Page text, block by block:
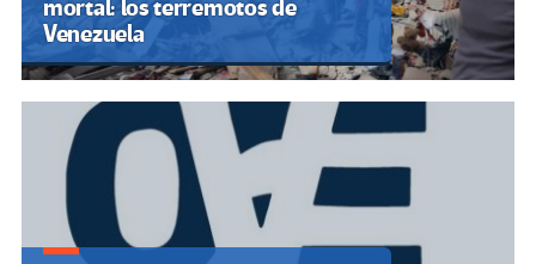
mortal: los terremotos de
Venezuela